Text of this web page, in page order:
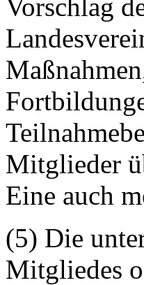
Vorschlag
Mitglieder
Eine auch
(5) Die
Mitgliedes